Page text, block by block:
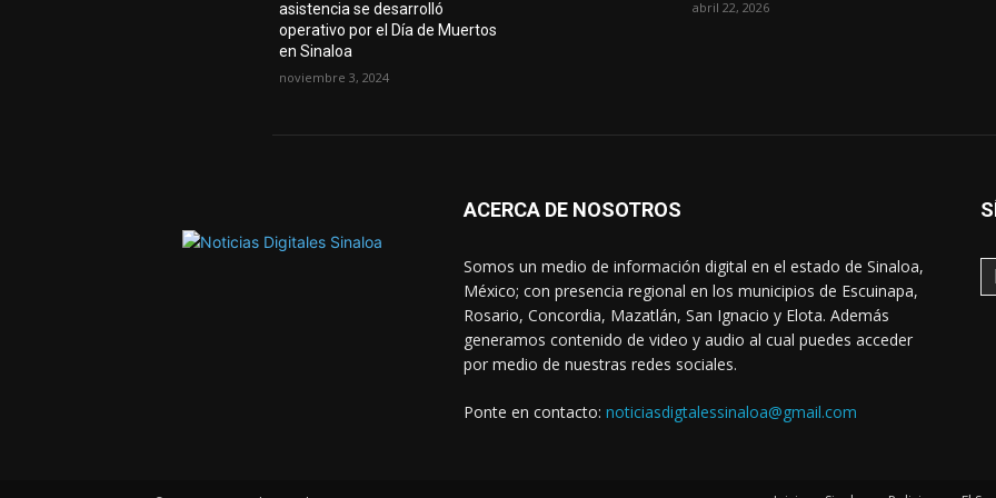
asistencia se desarrolló
operativo por el Día de Muertos
en Sinaloa
noviembre 3, 2024
abril 22, 2026
ACERCA DE NOSOTROS
Somos un medio de información digital en el estado de Sinaloa,
México; con presencia regional en los municipios de Escuinapa,
Rosario, Concordia, Mazatlán, San Ignacio y Elota. Además
generamos contenido de video y audio al cual puedes acceder
por medio de nuestras redes sociales.
Ponte en contacto: noticiasdigtalessinaloa@gmail.com